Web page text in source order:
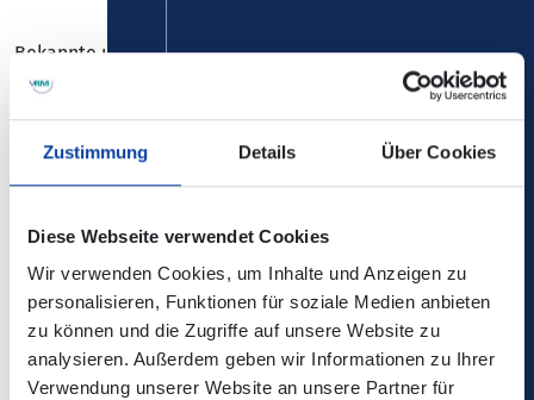
Zustimmung Details Über Cookies
Diese Webseite verwendet Cookies
Wir verwenden Cookies, um Inhalte und Anzeigen zu
personalisieren, Funktionen für soziale Medien anbieten
zu können und die Zugriffe auf unsere Website zu
analysieren. Außerdem geben wir Informationen zu Ihrer
Verwendung unserer Website an unsere Partner für
Bekannte und beliebte Requisiten wie der Feuerbogen
und der Flammenwerfer im Song ‚Mein Teil’ wechseln sich
ab mit neuen Elementen wie dem überdimensionalen
Phallus im Song ‚Pussy‘. Und gemäß dem Namen ‚Engel‘-
Tour erhebt sich
Tributeshow einzuleiten.
2026 wird es Völkerball erneut gelingen, eine
unglaubliche Inszenierung auf die Bühne zu bringen, die